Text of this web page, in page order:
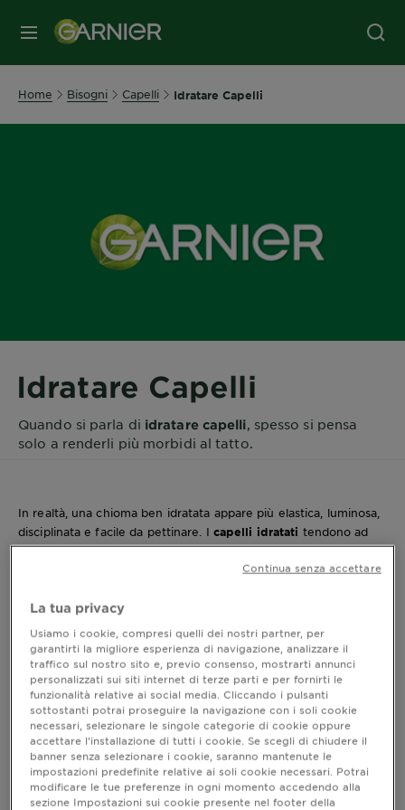
MENU
Home Bisogni Capelli Idratare Capelli
Idratare Capelli
Quando si parla di idratare capelli, spesso si pensa
solo a renderli più morbidi al tatto.
In realtà, una chioma ben idratata appare più elastica, luminosa,
disciplinata e facile da pettinare. I capelli idratati tendono ad
annodarsi meno, reggono meglio lo styling e mostrano una
superficie più uniforme, con meno effetto crespo e meno
Un prodottoidratante capelli
sensazione di morbidezza, flessibilità e leggerezza della fibra,
mentre i prodotti più nutrienti sono utili quando le lunghezze
risultano secche, spesse, trattate o particolarmente crespe. La
routine ideale nasce proprio dall’equilibrio tra questi due
bisogni.
Perché i capelli perdono idratazione
La tua privacy
Usiamo i cookie, compresi quelli dei nostri partner, per
garantirti la migliore esperienza di navigazione, analizzare il
traffico sul nostro sito e, previo consenso, mostrarti annunci
personalizzati sui siti internet di terze parti e per fornirti le
funzionalità relative ai social media. Cliccando i pulsanti
sottostanti potrai proseguire la navigazione con i soli cookie
necessari, selezionare le singole categorie di cookie oppure
accettare l’installazione di tutti i cookie. Se scegli di chiudere il
banner senza selezionare i cookie, saranno mantenute le
impostazioni predefinite relative ai soli cookie necessari. Potrai
modificare le tue preferenze in ogni momento accedendo alla
sezione Impostazioni sui cookie presente nel footer della
Continua senza accettare